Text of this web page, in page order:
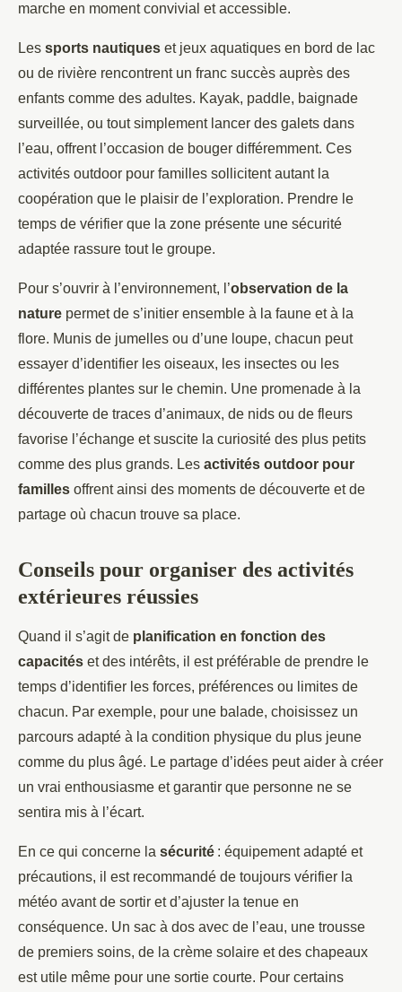
marche en moment convivial et accessible.
Les sports nautiques et jeux aquatiques en bord de lac
ou de rivière rencontrent un franc succès auprès des
enfants comme des adultes. Kayak, paddle, baignade
surveillée, ou tout simplement lancer des galets dans
l’eau, offrent l’occasion de bouger différemment. Ces
activités outdoor pour familles sollicitent autant la
coopération que le plaisir de l’exploration. Prendre le
temps de vérifier que la zone présente une sécurité
adaptée rassure tout le groupe.
Pour s’ouvrir à l’environnement, l’observation de la
nature permet de s’initier ensemble à la faune et à la
flore. Munis de jumelles ou d’une loupe, chacun peut
essayer d’identifier les oiseaux, les insectes ou les
différentes plantes sur le chemin. Une promenade à la
découverte de traces d’animaux, de nids ou de fleurs
favorise l’échange et suscite la curiosité des plus petits
comme des plus grands. Les activités outdoor pour
familles offrent ainsi des moments de découverte et de
partage où chacun trouve sa place.
Conseils pour organiser des activités
extérieures réussies
Quand il s’agit de planification en fonction des
capacités et des intérêts, il est préférable de prendre le
temps d’identifier les forces, préférences ou limites de
chacun. Par exemple, pour une balade, choisissez un
parcours adapté à la condition physique du plus jeune
comme du plus âgé. Le partage d’idées peut aider à créer
un vrai enthousiasme et garantir que personne ne se
sentira mis à l’écart.
En ce qui concerne la sécurité : équipement adapté et
précautions, il est recommandé de toujours vérifier la
météo avant de sortir et d’ajuster la tenue en
conséquence. Un sac à dos avec de l’eau, une trousse
de premiers soins, de la crème solaire et des chapeaux
est utile même pour une sortie courte. Pour certains